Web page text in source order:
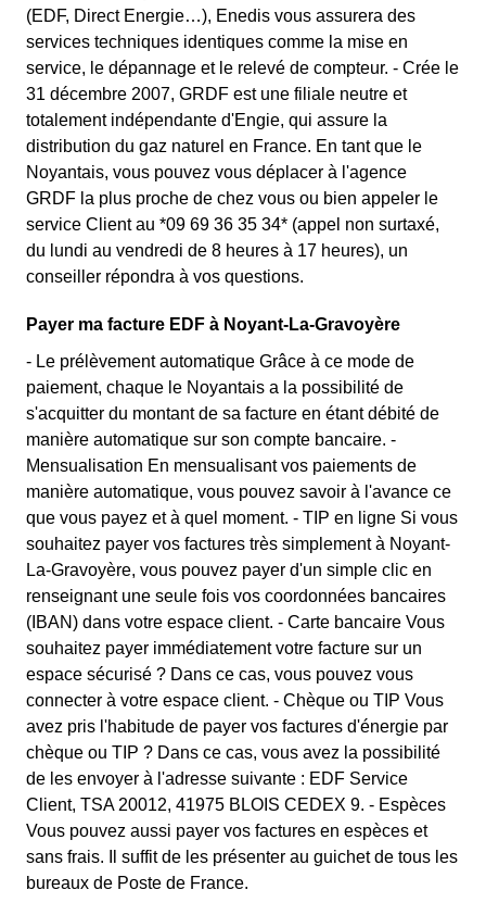
(EDF, Direct Energie…), Enedis vous assurera des
services techniques identiques comme la mise en
service, le dépannage et le relevé de compteur. - Crée le
31 décembre 2007, GRDF est une filiale neutre et
totalement indépendante d'Engie, qui assure la
distribution du gaz naturel en France. En tant que le
Noyantais, vous pouvez vous déplacer à l'agence
GRDF la plus proche de chez vous ou bien appeler le
service Client au *09 69 36 35 34* (appel non surtaxé,
du lundi au vendredi de 8 heures à 17 heures), un
conseiller répondra à vos questions.
Payer ma facture EDF à Noyant-La-Gravoyère
- Le prélèvement automatique Grâce à ce mode de
paiement, chaque le Noyantais a la possibilité de
s'acquitter du montant de sa facture en étant débité de
manière automatique sur son compte bancaire. -
Mensualisation En mensualisant vos paiements de
manière automatique, vous pouvez savoir à l'avance ce
que vous payez et à quel moment. - TIP en ligne Si vous
souhaitez payer vos factures très simplement à Noyant-
La-Gravoyère, vous pouvez payer d'un simple clic en
renseignant une seule fois vos coordonnées bancaires
(IBAN) dans votre espace client. - Carte bancaire Vous
souhaitez payer immédiatement votre facture sur un
espace sécurisé ? Dans ce cas, vous pouvez vous
connecter à votre espace client. - Chèque ou TIP Vous
avez pris l'habitude de payer vos factures d'énergie par
chèque ou TIP ? Dans ce cas, vous avez la possibilité
de les envoyer à l'adresse suivante : EDF Service
Client, TSA 20012, 41975 BLOIS CEDEX 9. - Espèces
Vous pouvez aussi payer vos factures en espèces et
sans frais. Il suffit de les présenter au guichet de tous les
bureaux de Poste de France.